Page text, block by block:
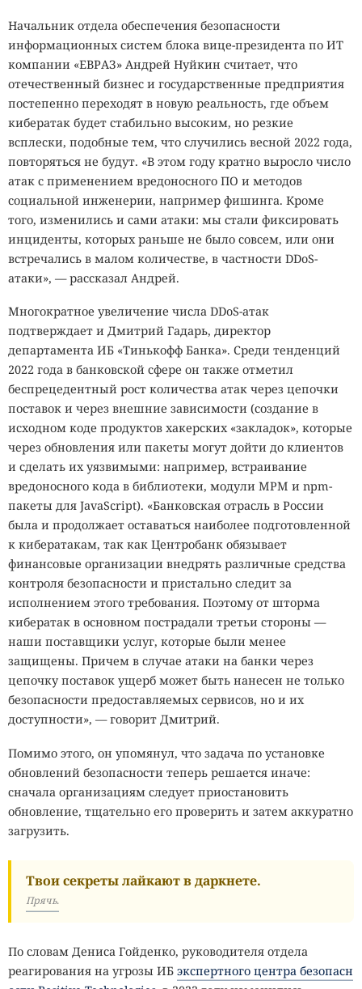
Начальник отдела обеспечения безопасности
информационных систем блока вице-президента по ИТ
компании «ЕВРАЗ» Андрей Нуйкин считает, что
отечественный бизнес и государственные предприятия
постепенно переходят в новую реальность, где объем
кибератак будет стабильно высоким, но резкие
всплески, подобные тем, что случились весной 2022 года,
повторяться не будут. «В этом году кратно выросло число
атак с применением вредоносного ПО и методов
социальной инженерии, например фишинга. Кроме
того, изменились и сами атаки: мы стали фиксировать
инциденты, которых раньше не было совсем, или они
встречались в малом количестве, в частности DDoS-
атаки», — рассказал Андрей.
Многократное увеличение числа DDoS-атак
подтверждает и Дмитрий Гадарь, директор
департамента ИБ «Тинькофф Банка». Среди тенденций
2022 года в банковской сфере он также отметил
беспрецедентный рост количества атак через цепочки
поставок и через внешние зависимости (создание в
исходном коде продуктов хакерских «закладок», которые
через обновления или пакеты могут дойти до клиентов
и сделать их уязвимыми: например, встраивание
вредоносного кода в библиотеки, модули MPM и npm-
пакеты для JavaScript). «Банковская отрасль в России
была и продолжает оставаться наиболее подготовленной
к кибератакам, так как Центробанк обязывает
финансовые организации внедрять различные средства
контроля безопасности и пристально следит за
исполнением этого требования. Поэтому от шторма
кибератак в основном пострадали третьи стороны —
наши поставщики услуг, которые были менее
защищены. Причем в случае атаки на банки через
цепочку поставок ущерб может быть нанесен не только
безопасности предоставляемых сервисов, но и их
доступности», — говорит Дмитрий.
Помимо этого, он упомянул, что задача по установке
обновлений безопасности теперь решается иначе:
сначала организациям следует приостановить
обновление, тщательно его проверить и затем аккуратно
загрузить.
Твои секреты лайкают в даркнете.
Прячь.
По словам Дениса Гойденко, руководителя отдела
реагирования на угрозы ИБ экспертного центра безопасн